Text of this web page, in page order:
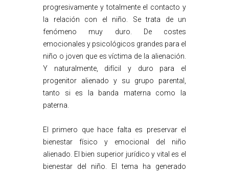
progresivamente y totalmente el contacto y
la relación con el niño. Se trata de un
fenómeno muy duro. De costes
emocionales y psicológicos grandes para el
niño o joven que es víctima de la alienación.
Y naturalmente, difícil y duro para el
progenitor alienado y su grupo parental,
tanto si es la banda materna como la
paterna.
El primero que hace falta es preservar el
bienestar físico y emocional del niño
alienado. El bien superior jurídico y vital es el
bienestar del niño. El tema ha generado